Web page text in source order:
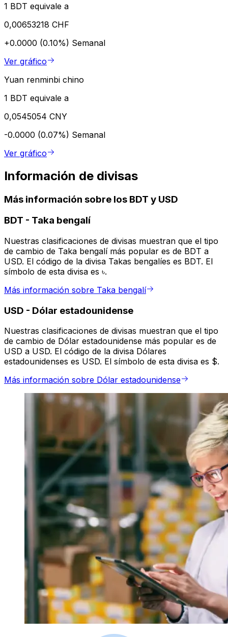
1 BDT equivale a
0,00653218 CHF
+0.0000 (0.10%) Semanal
Ver gráfico
Yuan renminbi chino
1 BDT equivale a
0,0545054 CNY
-0.0000 (0.07%) Semanal
Ver gráfico
Información de divisas
Más información sobre los BDT y USD
BDT - Taka bengalí
Nuestras clasificaciones de divisas muestran que el tipo
de cambio de Taka bengalí más popular es de BDT a
USD. El código de la divisa Takas bengalíes es BDT. El
símbolo de esta divisa es ৳.
Más información sobre Taka bengalí
USD - Dólar estadounidense
Nuestras clasificaciones de divisas muestran que el tipo
de cambio de Dólar estadounidense más popular es de
USD a USD. El código de la divisa Dólares
estadounidenses es USD. El símbolo de esta divisa es $.
Más información sobre Dólar estadounidense